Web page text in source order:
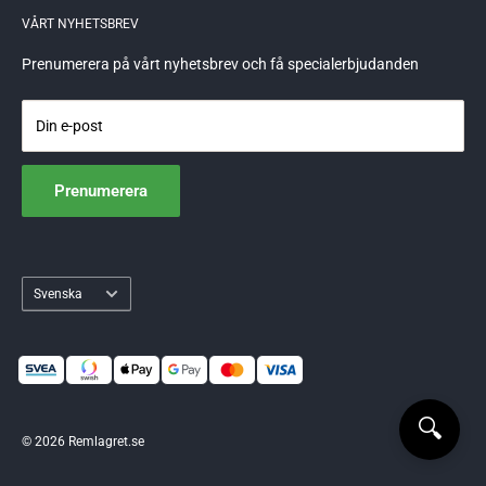
559248-6715
info@remlagret.se
VÅRT NYHETSBREV
Prenumerera på vårt nyhetsbrev och få specialerbjudanden
Din e-post
Prenumerera
Språk
Svenska
© 2026 Remlagret.se 🔍